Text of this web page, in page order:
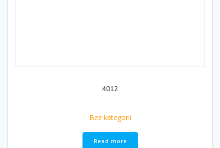
4012
Bez kategorii
Read more